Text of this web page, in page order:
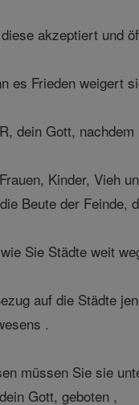
akzeptiert und
es Frieden weigert
dein Gott,
Kinder, Vieh
Beute der Feinde,
Sie Städte weit
auf die Städte
.
müssen Sie sie
Gott, geboten ,